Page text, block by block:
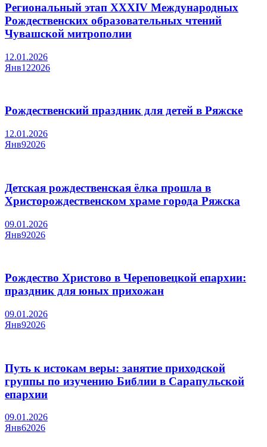
Региональный этап XXXIV Международных
Рождественских образовательных чтений
Чувашской митрополии
12.01.2026
Янв122026
Рождественский праздник для детей в Ряжске
12.01.2026
Янв92026
Детская рождественская ёлка прошла в
Христорождественском храме города Ряжска
09.01.2026
Янв92026
Рождество Христово в Череповецкой епархии:
праздник для юных прихожан
09.01.2026
Янв92026
Путь к истокам веры: занятие приходской
группы по изучению Библии в Сарапульской
епархии
09.01.2026
Янв62026